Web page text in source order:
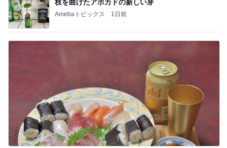
割引のおすしと刺身の盛り合わせ
Amebaトピックス 2日前
記事を読む
めっちゃお得に買えたキラキラな指輪
Amebaトピックス 1日前
カルディの概念を覆されたメロンゼリー
Amebaトピックス 15時間前